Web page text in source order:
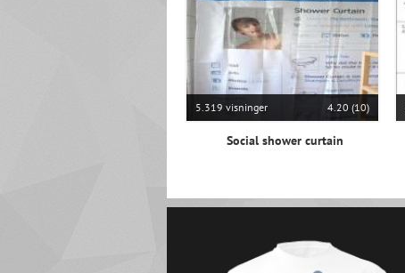
5.319 visninger 4.20 (10)
Social shower curtain